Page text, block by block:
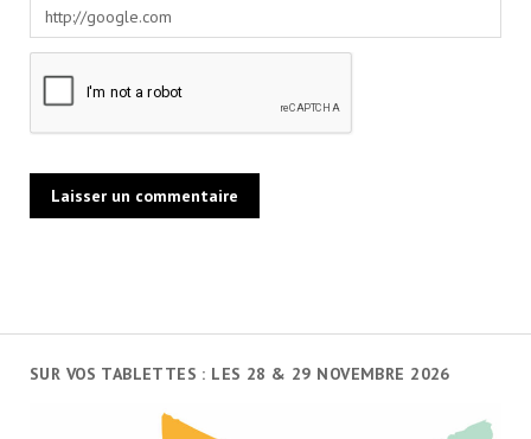
SUR VOS TABLETTES : LES 28 & 29 NOVEMBRE 2026